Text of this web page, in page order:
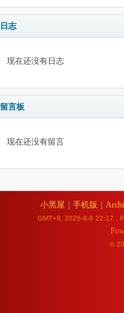
日志
现在还没有日志
留言板
现在还没有留言
小黑屋 手机版
GMT+8, 2026-8-8 22:17 ,
©